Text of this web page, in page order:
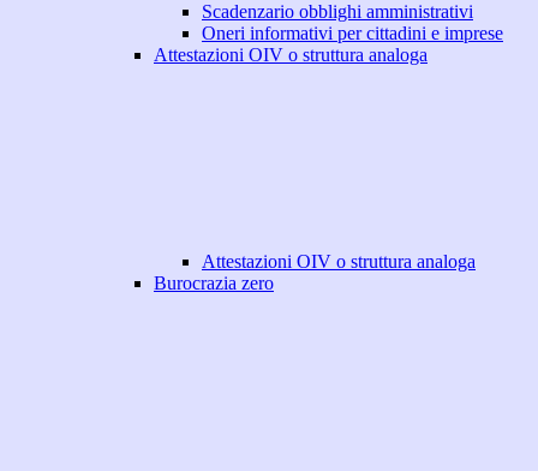
Scadenzario obblighi amministrativi
Oneri informativi per cittadini e imprese
Attestazioni OIV o struttura analoga
Attestazioni OIV o struttura analoga
Burocrazia zero